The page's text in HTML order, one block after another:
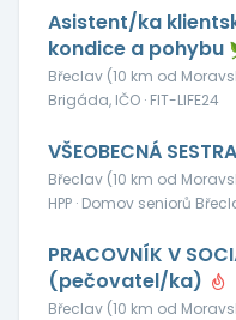
Asistent/ka
kondice a pohybu
Břeclav (10 km od
Brigáda, IČO · FIT-LIFE24
VŠEOBECNÁ SESTRA
Břeclav (10 km od
HPP · Domov seniorů
PRACOVNÍK V
(pečovatel/ka)
Břeclav (10 km od